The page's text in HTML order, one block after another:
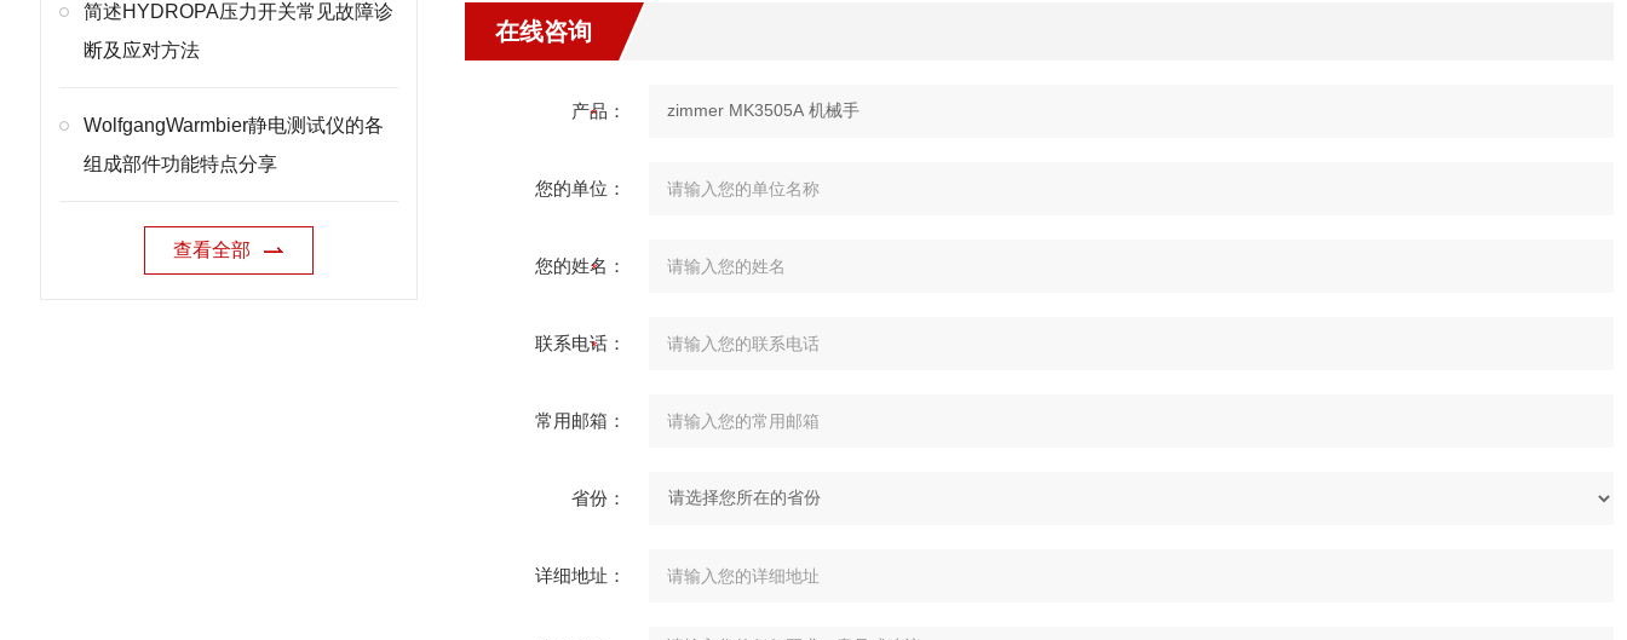
简述HYDROPA压力开关常见故障诊
断及应对方法
WolfgangWarmbier静电测试仪的各
组成部件功能特点分享
查看全部
在线咨询
产品：
您的单位：
您的姓名：
联系电话：
常用邮箱：
省份：
详细地址：